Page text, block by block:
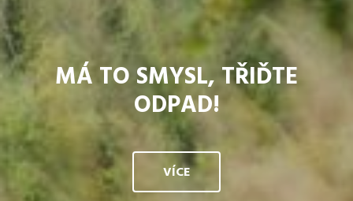
MÁ TO SMYSL, TŘIĎTE
ODPAD!
VÍCE